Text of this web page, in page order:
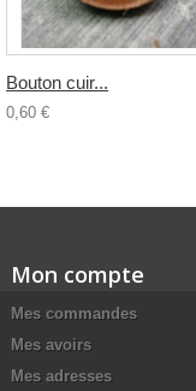
Bouton cuir...
0,60 €
Mon compte
Mes commandes
Mes avoirs
Mes adresses